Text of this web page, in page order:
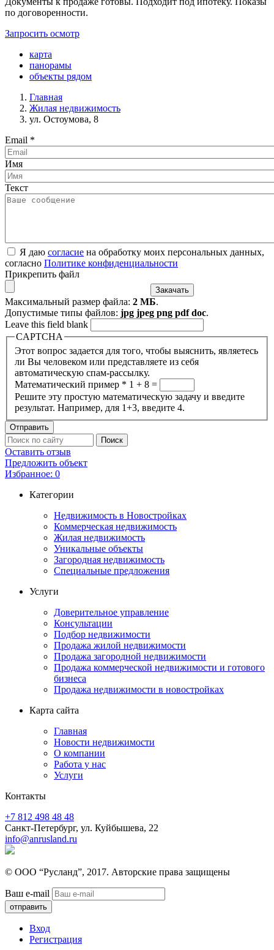
по договоренности.
Запросить осмотр
карта
панорамы
объекты рядом
Главная
Жилая недвижимость
ул. Остоумова, 8
Email *
Имя
Текст
Я даю согласие на обработку моих персональных данных,
согласно Политике конфиденциальности
Прикрепить файл
Максимальный размер файла: 2 МБ.
Допустимые типы файлов: jpg jpeg png pdf doc.
Leave this field blank
CAPTCHA
Этот вопрос задается для того, чтобы выяснить, являетесь
ли Вы человеком или представляете из себя
автоматическую спам-рассылку.
Математический пример * 1 + 8 =
Решите эту простую математическую задачу и введите
результат. Например, для 1+3, введите 4.
Оставить отзыв
Предложить объект
Избранное: 0
Категории
Недвижимость в Новостройках
Коммерческая недвижимость
Жилая недвижимость
Уникальные объекты
Загородная недвижимость
Специальные предложения
Услуги
Доверительное управление
Консультации
Подбор недвижимости
Продажа жилой недвижимости
Продажа загородной недвижимости
Продажа коммерческой недвижимости и готового
бизнеса
Продажа недвижимости в новостройках
Карта сайта
Главная
Новости недвижимости
О компании
Работа у нас
Услуги
Контакты
+7 812 498 48 48
Санкт-Петербург, ул. Куйбышева, 22
info@anrusland.ru
© ООО “Русланд”, 2017. Авторские права защищены
Ваш e-mail
Вход
Регистрация